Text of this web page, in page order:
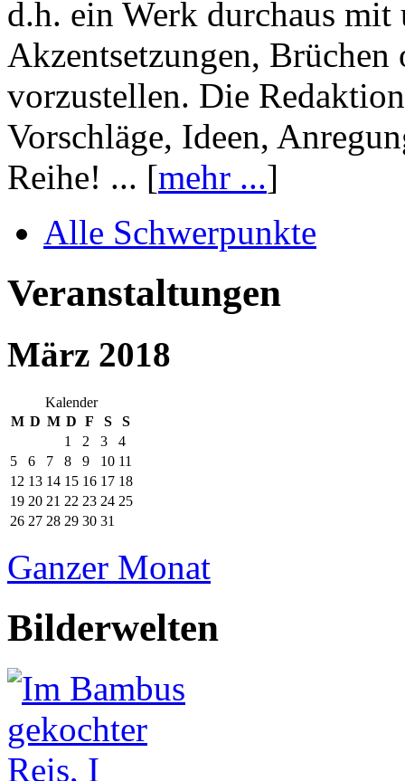
d.h. ein Werk durchaus mit
Akzentsetzungen, Brüchen
vorzustellen. Die
Vorschläge, Ideen,
Reihe! ... [mehr ...]
Alle Schwerpunkte
Veranstaltungen
März 2018
Kalender
M D M D F S
S
1
2 3
4
5
6 7 8 9 10 11
12 13 14 15 16 17 18
19 20 21 22 23 24 25
26 27 28 29 30 31
Ganzer Monat
Bilderwelten